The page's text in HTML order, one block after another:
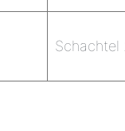
Schachtel